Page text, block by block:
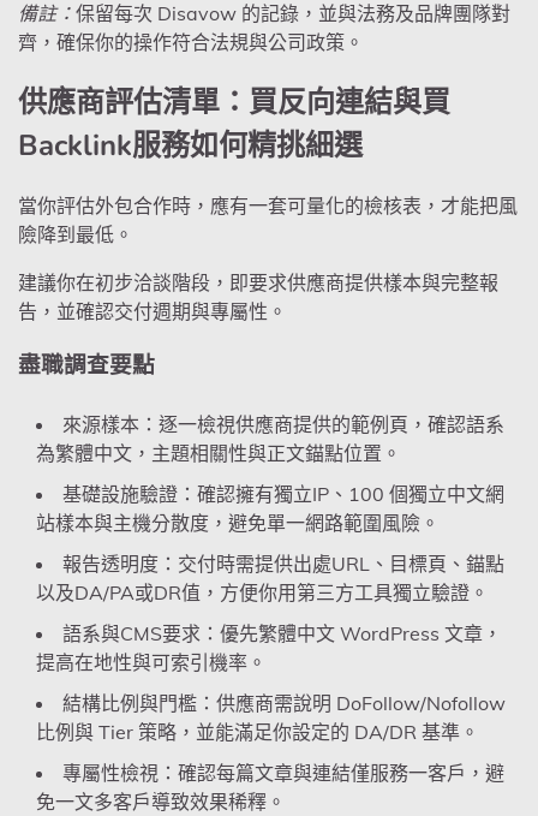
備註： 保留每次 Disavow 的記錄，並與法務及品牌團隊對
齊，確保你的操作符合法規與公司政策。
供應商評估清單：買反向連結與買
Backlink服務如何精挑細選
當你評估外包合作時，應有一套可量化的檢核表，才能把風
險降到最低。
建議你在初步洽談階段，即要求供應商提供樣本與完整報
告，並確認交付週期與專屬性。
盡職調查要點
來源樣本：逐一檢視供應商提供的範例頁，確認語系
為繁體中文，主題相關性與正文錨點位置。
基礎設施驗證：確認擁有獨立IP、100 個獨立中文網
站樣本與主機分散度，避免單一網路範圍風險。
報告透明度：交付時需提供出處URL、目標頁、錨點
以及DA/PA或DR值，方便你用第三方工具獨立驗證。
語系與CMS要求：優先繁體中文 WordPress 文章，
提高在地性與可索引機率。
結構比例與門檻：供應商需說明 DoFollow/Nofollow
比例與 Tier 策略，並能滿足你設定的 DA/DR 基準。
專屬性檢視：確認每篇文章與連結僅服務一客戶，避
免一文多客戶導致效果稀釋。